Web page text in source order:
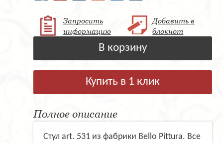
Запросить
информацию
Добавить в
блокнот
В корзину
Купить в 1 клик
Полное описание
Стул art. 531 из фабрики Bello Pittura. Все